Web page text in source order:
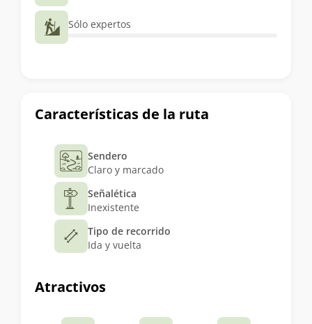
Características de la ruta
Sendero
Claro y marcado
Señalética
Inexistente
Tipo de recorrido
Ida y vuelta
Atractivos
Sólo expertos